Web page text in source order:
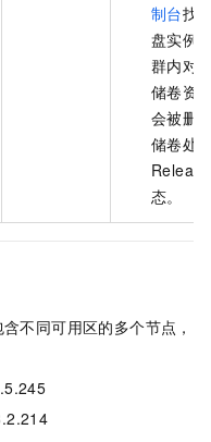
制台找
盘实例
群内对
储卷资
会被删
储卷处
态。
含不同可用区的多个节点，